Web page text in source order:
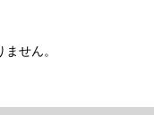
せん。